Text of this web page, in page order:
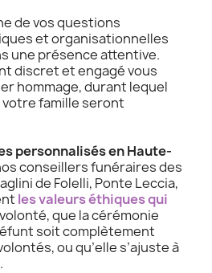
de vos questions
et organisationnelles
une présence attentive.
discret et engagé vous
hommage, durant lequel
votre famille seront
personnalisés en Haute-
conseillers funéraires des
de Folelli, Ponte Leccia,
les valeurs éthiques qui
que la cérémonie
soit complètement
ou qu’elle s’ajuste à